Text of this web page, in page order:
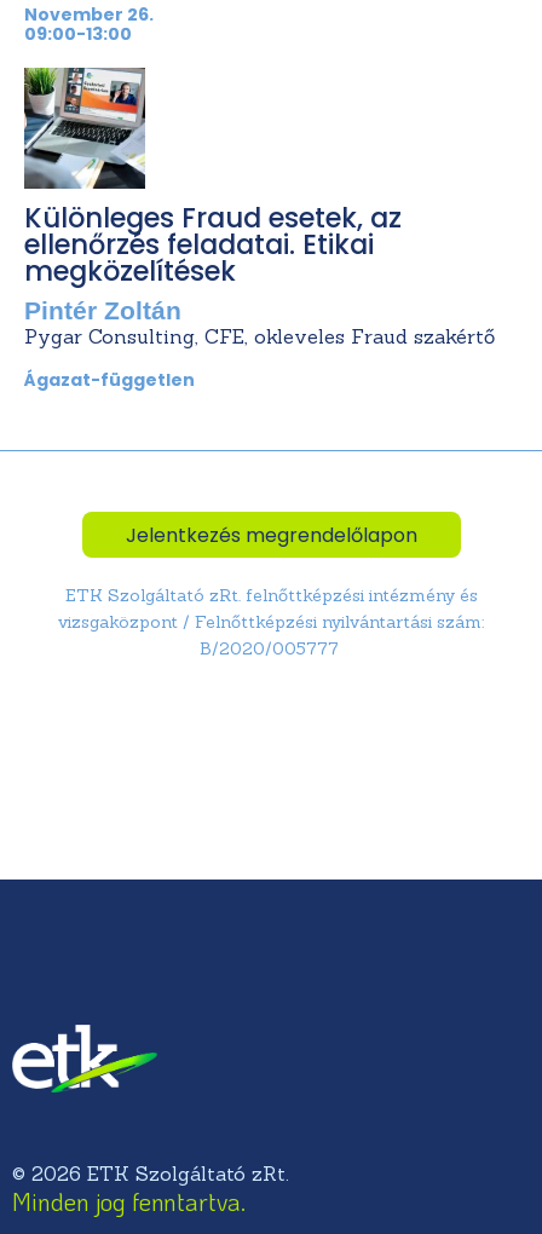
November 26.
09:00-13:00
Különleges Fraud esetek, az
ellenőrzés feladatai. Etikai
megközelítések
Pintér Zoltán
Pygar Consulting, CFE, okleveles Fraud szakértő
Ágazat-független
Jelentkezés megrendelőlapon
ETK Szolgáltató zRt. felnőttképzési intézmény és
vizsgaközpont / Felnőttképzési nyilvántartási szám:
B/2020/005777
© 2026 ETK Szolgáltató zRt.
Minden jog fenntartva.